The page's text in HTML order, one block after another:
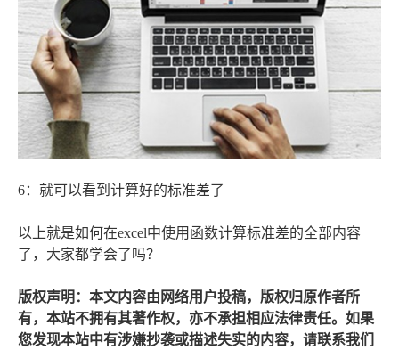
6：就可以看到计算好的标准差了
以上就是如何在excel中使用函数计算标准差的全部内容
了，大家都学会了吗？
版权声明：本文内容由网络用户投稿，版权归原作者所
有，本站不拥有其著作权，亦不承担相应法律责任。如果
您发现本站中有涉嫌抄袭或描述失实的内容，请联系我们